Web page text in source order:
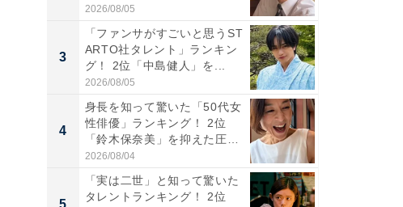
2026/08/05
3
「ファンサがすごいと思うST
ARTO社タレント」ランキン
グ！ 2位「中島健人」を...
2026/08/05
4
身長を知って驚いた「50代女
性俳優」ランキング！ 2位
「鈴木保奈美」を抑えた圧
倒...
2026/08/04
「実は二世」と知って驚いた
タレントランキング！ 2位